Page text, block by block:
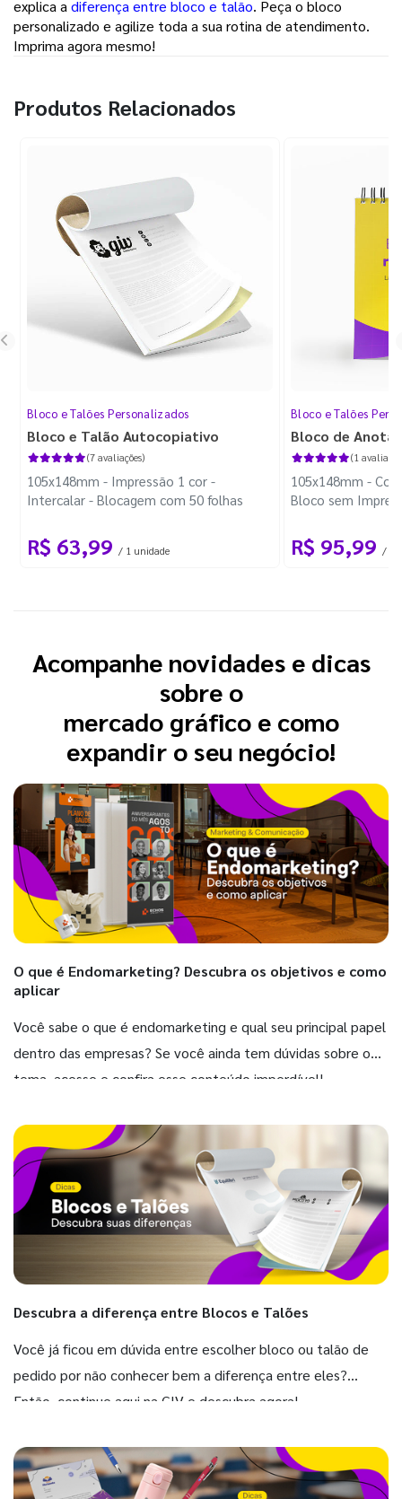
explica adiferença entre bloco e talão. Peça o bloco
personalizado e agilize toda a sua rotina de atendimento.
Imprima agora mesmo!
Produtos Relacionados
Bloco e Talões Personalizados
Bloco e Talão Autocopiativo
(7 avaliações)
105x148mm - Impressão 1 cor -
Intercalar - Blocagem com 50 folhas
R$ 63,99 / 1 unidade
Bloco e Talões
Bloco de
(1
105x148mm -
Bloco sem
R$ 95,99 / 10
Acompanhe novidades e dicas
sobre o
mercado gráfico e como
expandir o seu negócio!
O que é Endomarketing? Descubra os objetivos e como
aplicar
Você sabe o que é endomarketing e qual seu principal papel
dentro das empresas? Se você ainda tem dúvidas sobre o
tema, acesse e confira esse conteúdo imperdível!
Descubra a diferença entre Blocos e Talões
Você já ficou em dúvida entre escolher bloco ou talão de
pedido por não conhecer bem a diferença entre eles?
Então, continue aqui na GIV e descubra agora!